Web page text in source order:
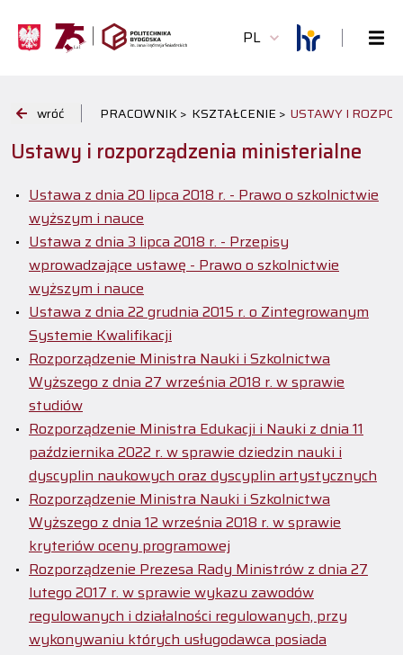
PL
wróć PRACOWNIK > KSZTAŁCENIE > USTAWY I
Ustawy i rozporządzenia ministerialne
Ustawa z dnia 20 lipca 2018 r. - Prawo o szkolnictwie
wyższym i nauce
Ustawa z dnia 3 lipca 2018 r. - Przepisy
wprowadzające ustawę - Prawo o szkolnictwie
wyższym i nauce
Ustawa z dnia 22 grudnia 2015 r. o Zintegrowanym
Systemie Kwalifikacji
Rozporządzenie Ministra Nauki i Szkolnictwa
Wyższego z dnia 27 września 2018 r. w sprawie
studiów
Rozporządzenie Ministra Edukacji i Nauki z dnia 11
października 2022 r. w sprawie dziedzin nauki i
dyscyplin naukowych oraz dyscyplin artystycznych
Rozporządzenie Ministra Nauki i Szkolnictwa
Wyższego z dnia 12 września 2018 r. w sprawie
kryteriów oceny programowej
Rozporządzenie Prezesa Rady Ministrów z dnia 27
lutego 2017 r. w sprawie wykazu zawodów
regulowanych i działalności regulowanych, przy
wykonywaniu których usługodawca posiada